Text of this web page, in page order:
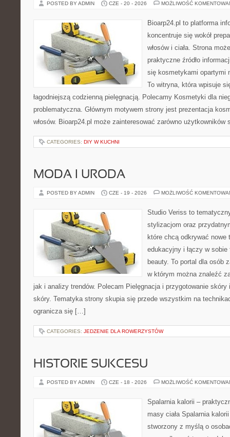
POSTED BY ADMIN CZE - 20 - 2026 MOŻLIWOŚĆ
Bioarp24.pl to platforma
koncentruje się wokół
włosów i ciała. Strona
praktyczne źródło
się kosmetykami opartymi
To witryna, która wpisuje
łagodniejszą codzienną pielęgnacją. Polecamy Kosmetyki dla
problematyczna. Głównym motywem strony jest prezentacja
włosów. Bioarp24.pl może zainteresować zarówno
CATEGORIES: DIY W KUCHNI
MODA I URODA
POSTED BY ADMIN CZE - 19 - 2026 MOŻLIWOŚĆ
Studio Veriss to
stylizacjom oraz
które chcą odkrywać nowe
edukacyjny i łączy w
beauty. To portal dla osób
w którym można znaleźć
jak i analizy trendów. Polecam Pielęgnacja i przygotowanie
skóry. Tematyka strony skupia się przede wszystkim na
ogranicza się […]
CATEGORIES: JEDZENIE DLA ROWERZYSTÓW
HISTORIE SUKCESU
POSTED BY ADMIN CZE - 18 - 2026 MOŻLIWOŚĆ
Spalarnia kalorii –
masy ciała Spalarnia
stworzony z myślą o